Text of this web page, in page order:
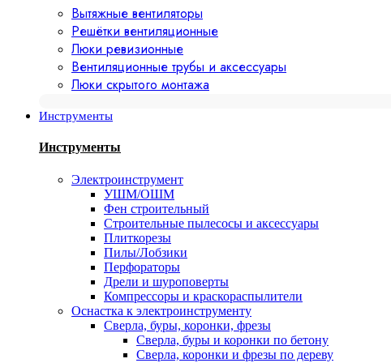
Вытяжные вентиляторы
Решётки вентиляционные
Люки ревизионные
Вентиляционные трубы и аксессуары
Люки скрытого монтажа
Инструменты
Инструменты
Электроинструмент
УШМ/ОШМ
Фен строительный
Строительные пылесосы и аксессуары
Плиткорезы
Пилы/Лобзики
Перфораторы
Дрели и шуроповерты
Компрессоры и краскораспылители
Оснастка к электроинструменту
Сверла, буры, коронки, фрезы
Сверла, буры и коронки по бетону
Сверла, коронки и фрезы по дереву